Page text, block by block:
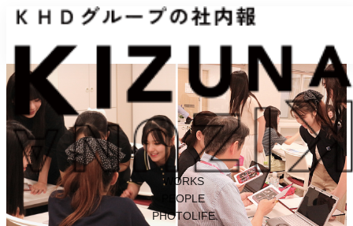
WORKS
PEOPLE
PHOTOLIFE